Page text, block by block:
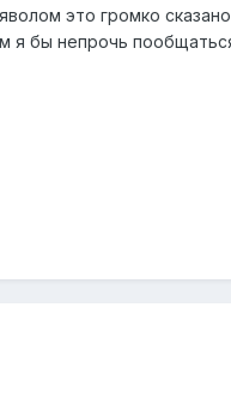
это громко
я бы непрочь